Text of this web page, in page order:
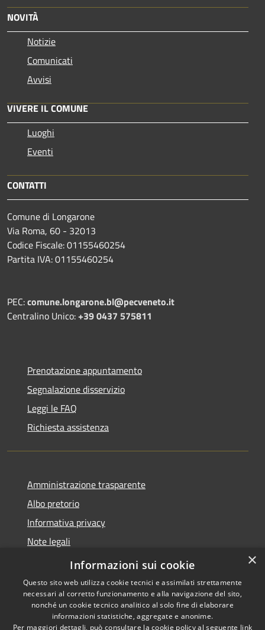
NOVITÀ
Notizie
Comunicati
Avvisi
VIVERE IL COMUNE
Luoghi
Eventi
CONTATTI
Comune di Longarone
Via Roma, 60 - 32013
Codice Fiscale: 01155460254
Partita IVA: 01155460254
PEC:comune.longarone.bl@pecveneto.it
Centralino Unico:+39 0437 575811
Prenotazione appuntamento
Segnalazione disservizio
Leggi le FAQ
Richiesta assistenza
Amministrazione trasparente
Albo pretorio
Informativa privacy
Note legali
Dichiarazione di accessibilità
Copyright © 2026 • Comune di
×
Informazioni sui cookie
Questo sito web utilizza cookie tecnici e assimilati strettamente
necessari al corretto funzionamento e alla navigazione del sito,
nonché un cookie tecnico analitico al solo fine di elaborare
informazioni statistiche, aggregate e anonime.
Per maggiori dettagli, può consultare la cookie policy al seguente link